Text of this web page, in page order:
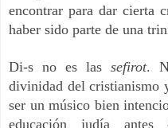
encontrar para dar cierta
haber sido parte de una
Di-s no es las sefirot.
divinidad del cristianismo
ser un músico bien
educación judía antes